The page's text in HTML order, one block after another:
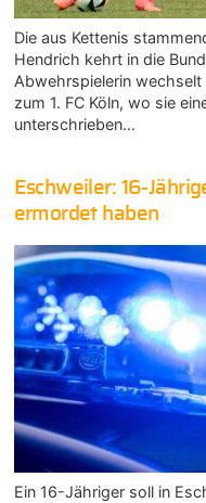
Die aus Kettenis
Hendrich kehrt in die
Abwehrspielerin
zum 1. FC Köln, wo sie
unterschrieben…
Eschweiler: 16-
ermordet haben
Ein 16-Jähriger soll in